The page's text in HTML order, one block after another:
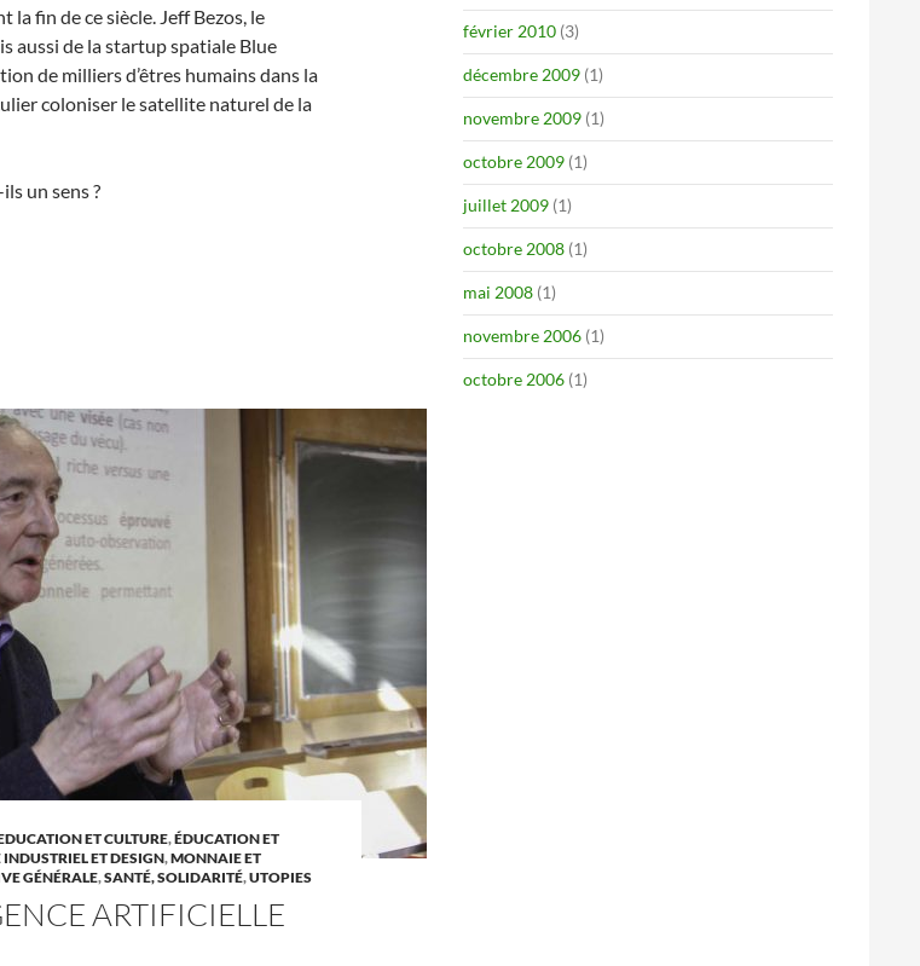
fin de ce siècle. Jeff Bezos, le
aussi de la startup spatiale Blue
de milliers d’êtres humains dans la
coloniser le satellite naturel de la
un sens ?
ET CULTURE,ÉDUCATION ET
ET DESIGN,MONNAIE ET
GÉNÉRALE,SANTÉ, SOLIDARITÉ,UTOPIES
ARTIFICIELLE
février 2010 (3)
décembre 2009 (1)
novembre 2009 (1)
octobre 2009 (1)
juillet 2009 (1)
octobre 2008 (1)
mai 2008 (1)
novembre 2006 (1)
octobre 2006 (1)